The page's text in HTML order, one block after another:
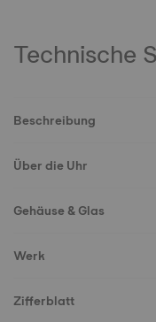
Technische
Beschreibung
Über die Uhr
Gehäuse & Glas
Werk
Zifferblatt